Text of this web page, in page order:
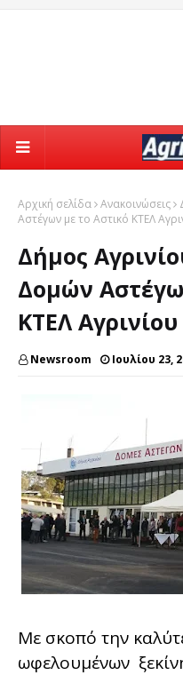
Αρχική σελίδα Ανακοινώσεις
Αστέγων με το Αστικό ΚΤΕΛ
Δήμος
Δομών
ΚΤΕΛ Αγρινίου
Newsroom Ιουλίου 23,
Με σκοπό την
ωφελουμένων